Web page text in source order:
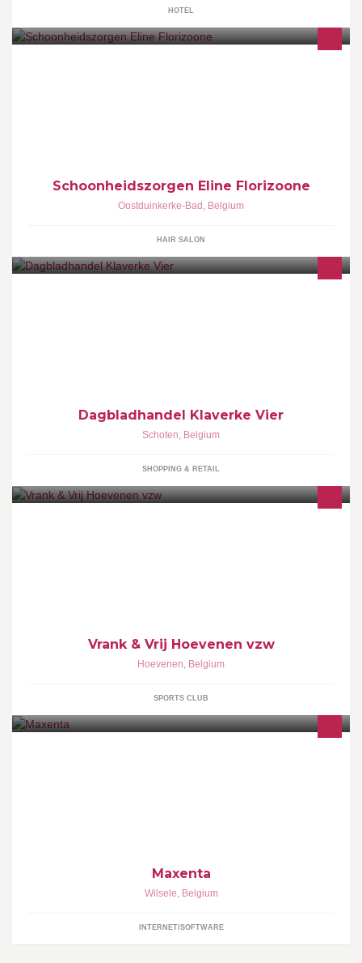
HOTEL
Schoonheidszorgen Eline Florizoone
Oostduinkerke-Bad , Belgium
HAIR SALON
Dagbladhandel Klaverke Vier
Schoten, Belgium
SHOPPING & RETAIL
Vrank & Vrij Hoevenen vzw
Hoevenen, Belgium
SPORTS CLUB
Maxenta
Wilsele, Belgium
INTERNET/SOFTWARE